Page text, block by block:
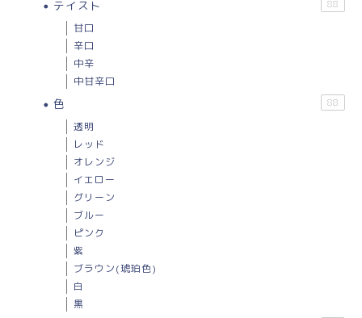
テイスト 88
甘口
辛口
中辛
中甘辛口
色 88
透明
レッド
オレンジ
イエロー
グリーン
ブルー
ピンク
紫
ブラウン(琥珀色)
白
黒